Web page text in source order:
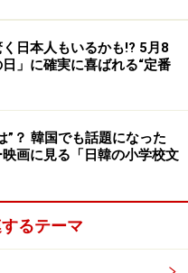
く日本人もいるかも!? 5月8
」に確実に喜ばれる“定番
”？ 韓国でも話題になった
映画に見る「日韓の小学校文
るテーマ